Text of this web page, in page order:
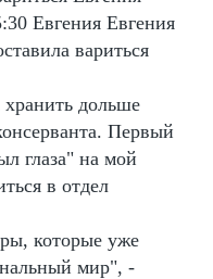
Евгения Евгения
вариться
хранить дольше
Первый
глаза" на мой
в отдел
которые уже
мир", -